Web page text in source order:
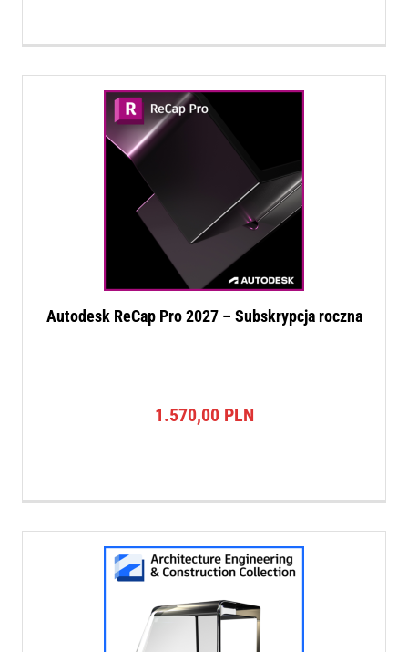
Autodesk ReCap Pro 2027 – Subskrypcja roczna
1.570,00 PLN